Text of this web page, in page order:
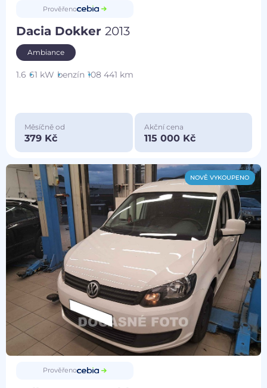
Prověřeno
Dacia Dokker2013
Ambiance
1.6 61 kW benzín 108 441 km
Měsíčně od
379 Kč
Akční cena
115 000 Kč
NOVĚ VYKOUPENO
Prověřeno